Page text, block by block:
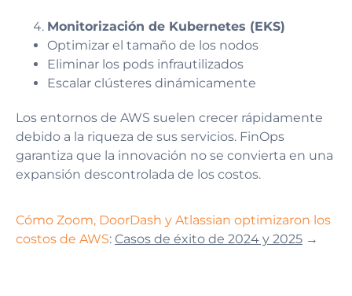
Monitorización de Kubernetes (EKS)
Optimizar el tamaño de los nodos
Eliminar los pods infrautilizados
Escalar clústeres dinámicamente
Los entornos de AWS suelen crecer rápidamente
debido a la riqueza de sus servicios. FinOps
garantiza que la innovación no se convierta en una
expansión descontrolada de los costos.
Cómo Zoom, DoorDash y Atlassian optimizaron los
costos de AWS: Casos de éxito de 2024 y 2025 →